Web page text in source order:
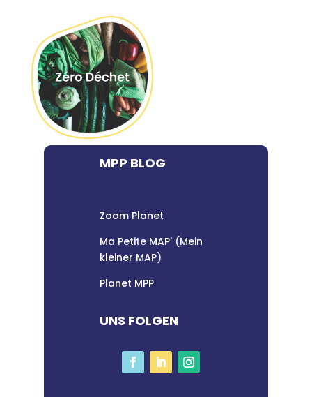
MPP BLOG
Zoom Planet
Ma Petite MAP' (Mein
kleiner MAP)
Planet MPP
UNS FOLGEN